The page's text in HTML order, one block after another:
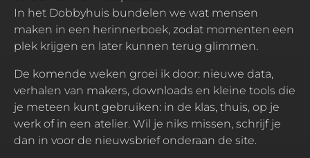
In het Dobbyhuis bundelen we wat mensen
maken in een herinnerboek, zodat momenten een
plek krijgen en later kunnen terug glimmen.
De komende weken groei ik door: nieuwe data,
verhalen van makers, downloads en kleine tools die
je meteen kunt gebruiken: in de klas, thuis, op je
werk of in een atelier. Wil je niks missen, schrijf je
dan in voor de nieuwsbrief onderaan de site.